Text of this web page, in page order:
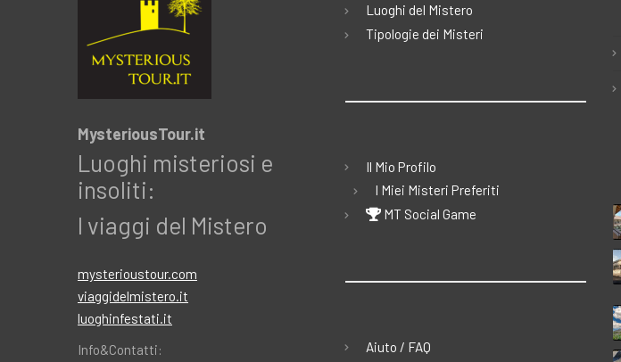
MysteriousTour.it
Luoghi misteriosi e
insoliti:
I viaggi del Mistero
mysterioustour.com
viaggidelmistero.it
luoghinfestati.it
Info&Contatti:
Luoghi del Mistero
Tipologie dei Misteri
Il Mio Profilo
I Miei Misteri Preferiti
MT Social Game
Aiuto / FAQ